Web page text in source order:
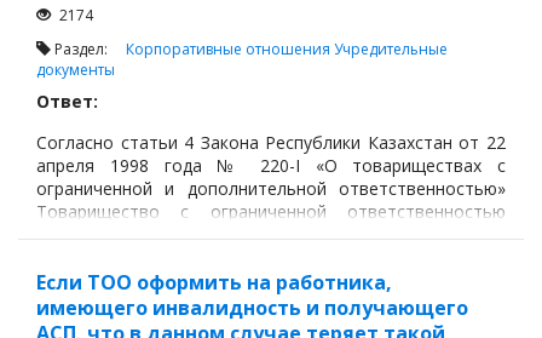
2174
Раздел: Корпоративные отношения Учредительные
документы
Ответ:
Согласно статьи 4 Закона Республики Казахстан от 22
апреля 1998 года № 220-I «О товариществах с
ограниченной и дополнительной ответственностью»
Товарищество с ограниченной ответственностью
имеет фирменное наименование, которое должно
«товарищество с ограниченной ответственностью»
или аббревиатуру «ТОО».
Если ТОО оформить на работника,
имеющего инвалидность и получающего